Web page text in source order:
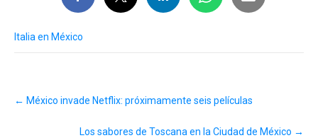
Italia en México
navigation
← México invade Netflix: próximamente seis películas
Los sabores de Toscana en la Ciudad de México →